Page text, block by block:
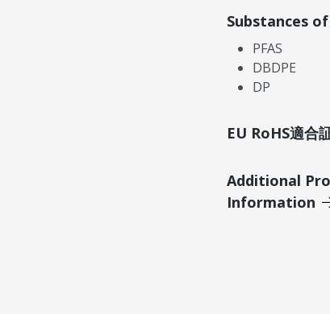
Substances
PFAS
DBDPE
DP
EU RoHS適合
Additional
Information